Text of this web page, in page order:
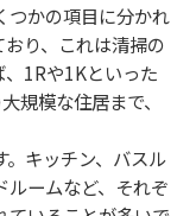
つかの項目に分かれ
り、これは清掃の
1Rや1Kといった
規模な住居まで、
キッチン、バスル
ルームなど、それぞ